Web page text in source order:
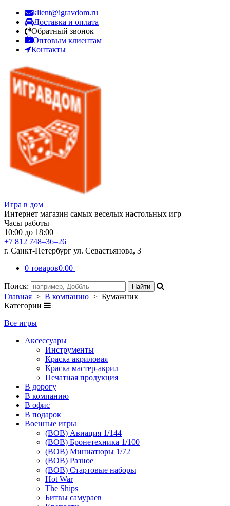
klient@igravdom.ru
Доставка и оплата
Обратный звонок
Оптовым клиентам
Контакты
Игра в дом
Интернет магазин самых веселых настольных игр
Часы работы
10:00 до 18:00
+7 812 748–36–26
г. Санкт-Петербург ул. Севастьянова, 3
0 товаров0.00
Поиск:
Главная > В компанию > Бумажник
Категории
Все игры
Аксессуары
Инструменты
Краска акриловая
Краска мастер-акрил
Печатная продукция
В дорогу
В компанию
В офис
В подарок
Военные игры
(ВОВ) Авиация 1/144
(ВОВ) Бронетехника 1/100
(ВОВ) Миниатюры 1/72
(ВОВ) Разное
(ВОВ) Стартовые наборы
Hot War
The Ships
Битвы самураев